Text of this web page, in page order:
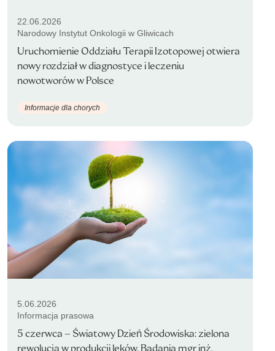
22.06.2026
Narodowy Instytut Onkologii w Gliwicach
Uruchomienie Oddziału Terapii Izotopowej otwiera
nowy rozdział w diagnostyce i leczeniu
nowotworów w Polsce
Informacje dla chorych
5.06.2026
Informacja prasowa
5 czerwca – Światowy Dzień Środowiska: zielona
rewolucja w produkcji leków. Badania mgr inż.